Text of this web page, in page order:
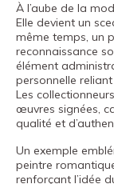
À l’aube de la
Elle devient un
même temps, un
reconnaissance
élément
personnelle
Les
œuvres signées,
qualité et
Un exemple
peintre
renforçant l’idée